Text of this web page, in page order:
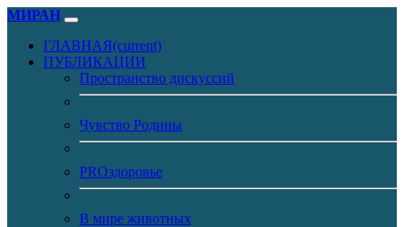
МИРАН
ГЛАВНАЯ(current)
ПУБЛИКАЦИИ
Пространство дискуссий
Чувство Родины
PROздоровье
В мире животных